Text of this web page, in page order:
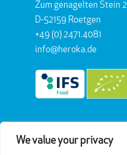
We value your privacy
Zum genagelten Stein 2
D-52159 Roetgen
+49 (0) 2471.4081
info@heroka.de